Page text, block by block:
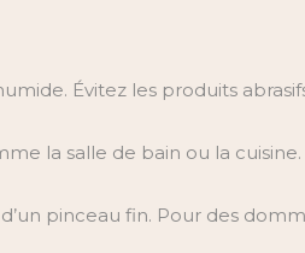
Évitez les produits
la salle de bain ou la
pinceau fin. Pour des